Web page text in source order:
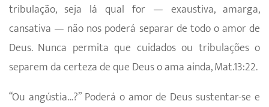
tribulação, seja lá qual for — exaustiva, amarga,
cansativa — não nos poderá separar de todo o amor de
Deus. Nunca permita que cuidados ou tribulações o
separem da certeza de que Deus o ama ainda, Mat.13:22.
“Ou angústia…?” Poderá o amor de Deus sustentar-se e